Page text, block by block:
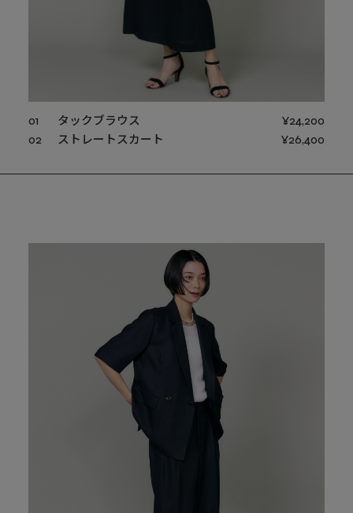
01 タックブラウス
¥24,200
02
ストレートスカート ¥26,400